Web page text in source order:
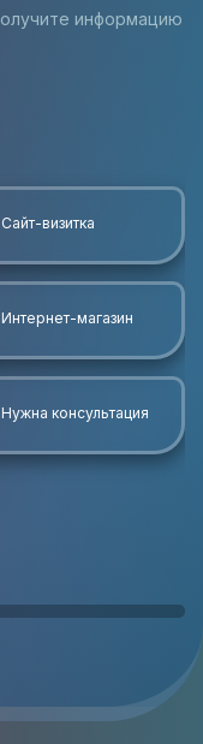
информацию
Сайт-визитка
Интернет-магазин
Нужна консультация